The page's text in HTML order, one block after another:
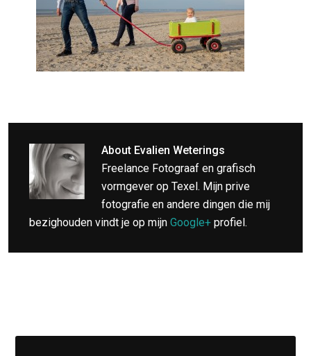
About Evalien Weterings
Freelance Fotograaf en grafisch
vormgever op Texel. Mijn prive
fotografie en andere dingen die mij
bezighouden vindt je op mijnGoogle+ profiel.